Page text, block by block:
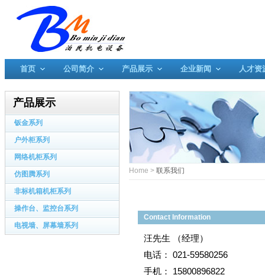
首页 公司简介 产品展示 企业新闻 人才资
产品展示
钣金系列
户外柜系列
网络机柜系列
仿图腾系列
非标机箱机柜系列
操作台、监控台系列
电视墙、屏幕墙系列
Home > 联系我们
Contact Information
汪先生 （经理）
电话： 021-59580256
手机： 15800896822